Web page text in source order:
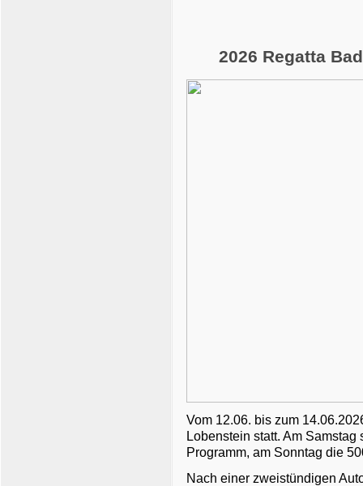
2026 Regatta
Vom 12.06. bis zum
Lobenstein statt. Am
Programm, am Sonntag die
Nach einer zweistündigen